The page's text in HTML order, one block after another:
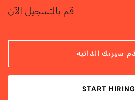
قم بالتسجيل الآن
سيرتك الذاتية
START HIRING